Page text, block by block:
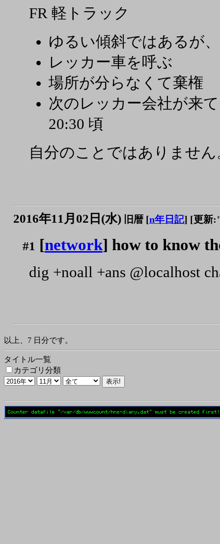
FR 軽トラック
ゆるい傾斜ではあるが
レッカー車を呼ぶ
場所が分らなくて棄権
次のレッカー会社が来
20:30 頃
自分のことではありません
2016年11月02日(水) 旧暦 [n年日記] [更新
#1 [network] how to know
dig +noall +ans @localhost
以上、7 日分です。
タイトル一覧
カテゴリ分類